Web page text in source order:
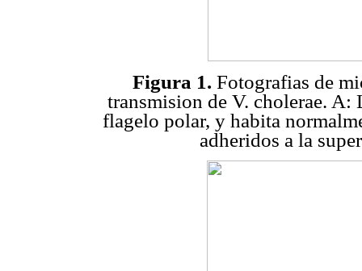
Figura 1. Fotografias de
transmision de V. cholerae. A:
flagelo polar, y habita
adheridos a la